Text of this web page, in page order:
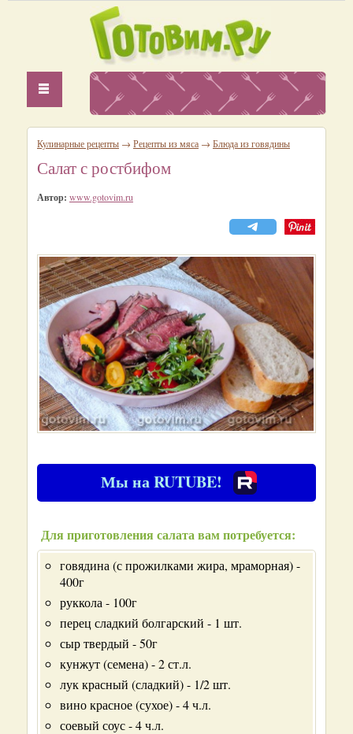
Кулинарные рецепты → Рецепты из мяса → Блюда из говядины
Салат с ростбифом
Автор: www.gotovim.ru
Мы на RUTUBE!
Для приготовления салата вам потребуется:
говядина (с прожилками жира, мраморная) -
400г
руккола - 100г
перец сладкий болгарский - 1 шт.
сыр твердый - 50г
кунжут (семена) - 2 ст.л.
лук красный (сладкий) - 1/2 шт.
вино красное (сухое) - 4 ч.л.
соевый соус - 4 ч.л.